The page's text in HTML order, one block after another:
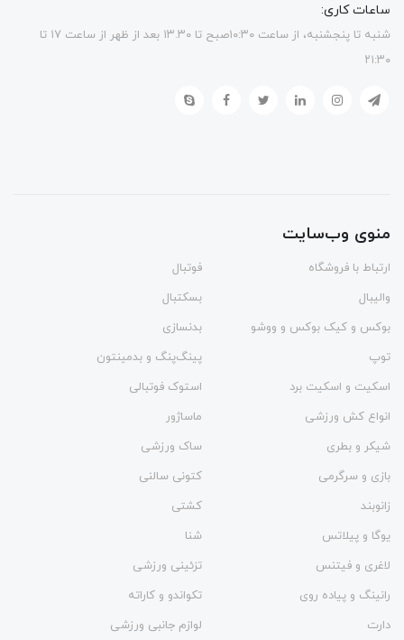
ساعات کاری:
شنبه تا پنجشنبه، از ساعت ۱۰:۳۰صبح تا ۱۳.۳۰ بعد از ظهر از ساعت ۱۷ تا
۲۱:۳۰
منوی وب‌سایت
ارتباط با فروشگاه
فوتبال
والیبال
بسکتبال
بوکس و کیک بوکس و ووشو
بدنسازی
توپ
پینگ‌پنگ و بدمينتون
اسکیت و اسکیت برد
استوک فوتبالی
انواع کش ورزشی
ماساژور
شیکر و بطری
ساک ورزشی
بازی و سرگرمی
کتونی سالنی
زانوبند
کشتی
یوگا و پیلاتس
شنا
لاغری و فیتنس
تزئینی ورزشی
رانینگ و پیاده روی
تکواندو و کاراته
دارت
لوازم جانبی ورزشی